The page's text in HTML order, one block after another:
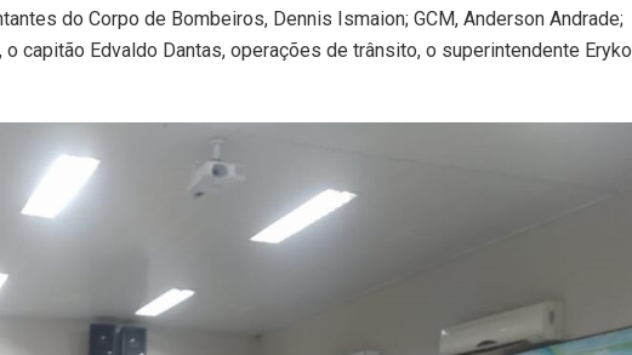
do Corpo de Bombeiros, Dennis Ismaion; GCM, Anderson Andrade;
capitão Edvaldo Dantas, operações de trânsito, o superintendente Eryko